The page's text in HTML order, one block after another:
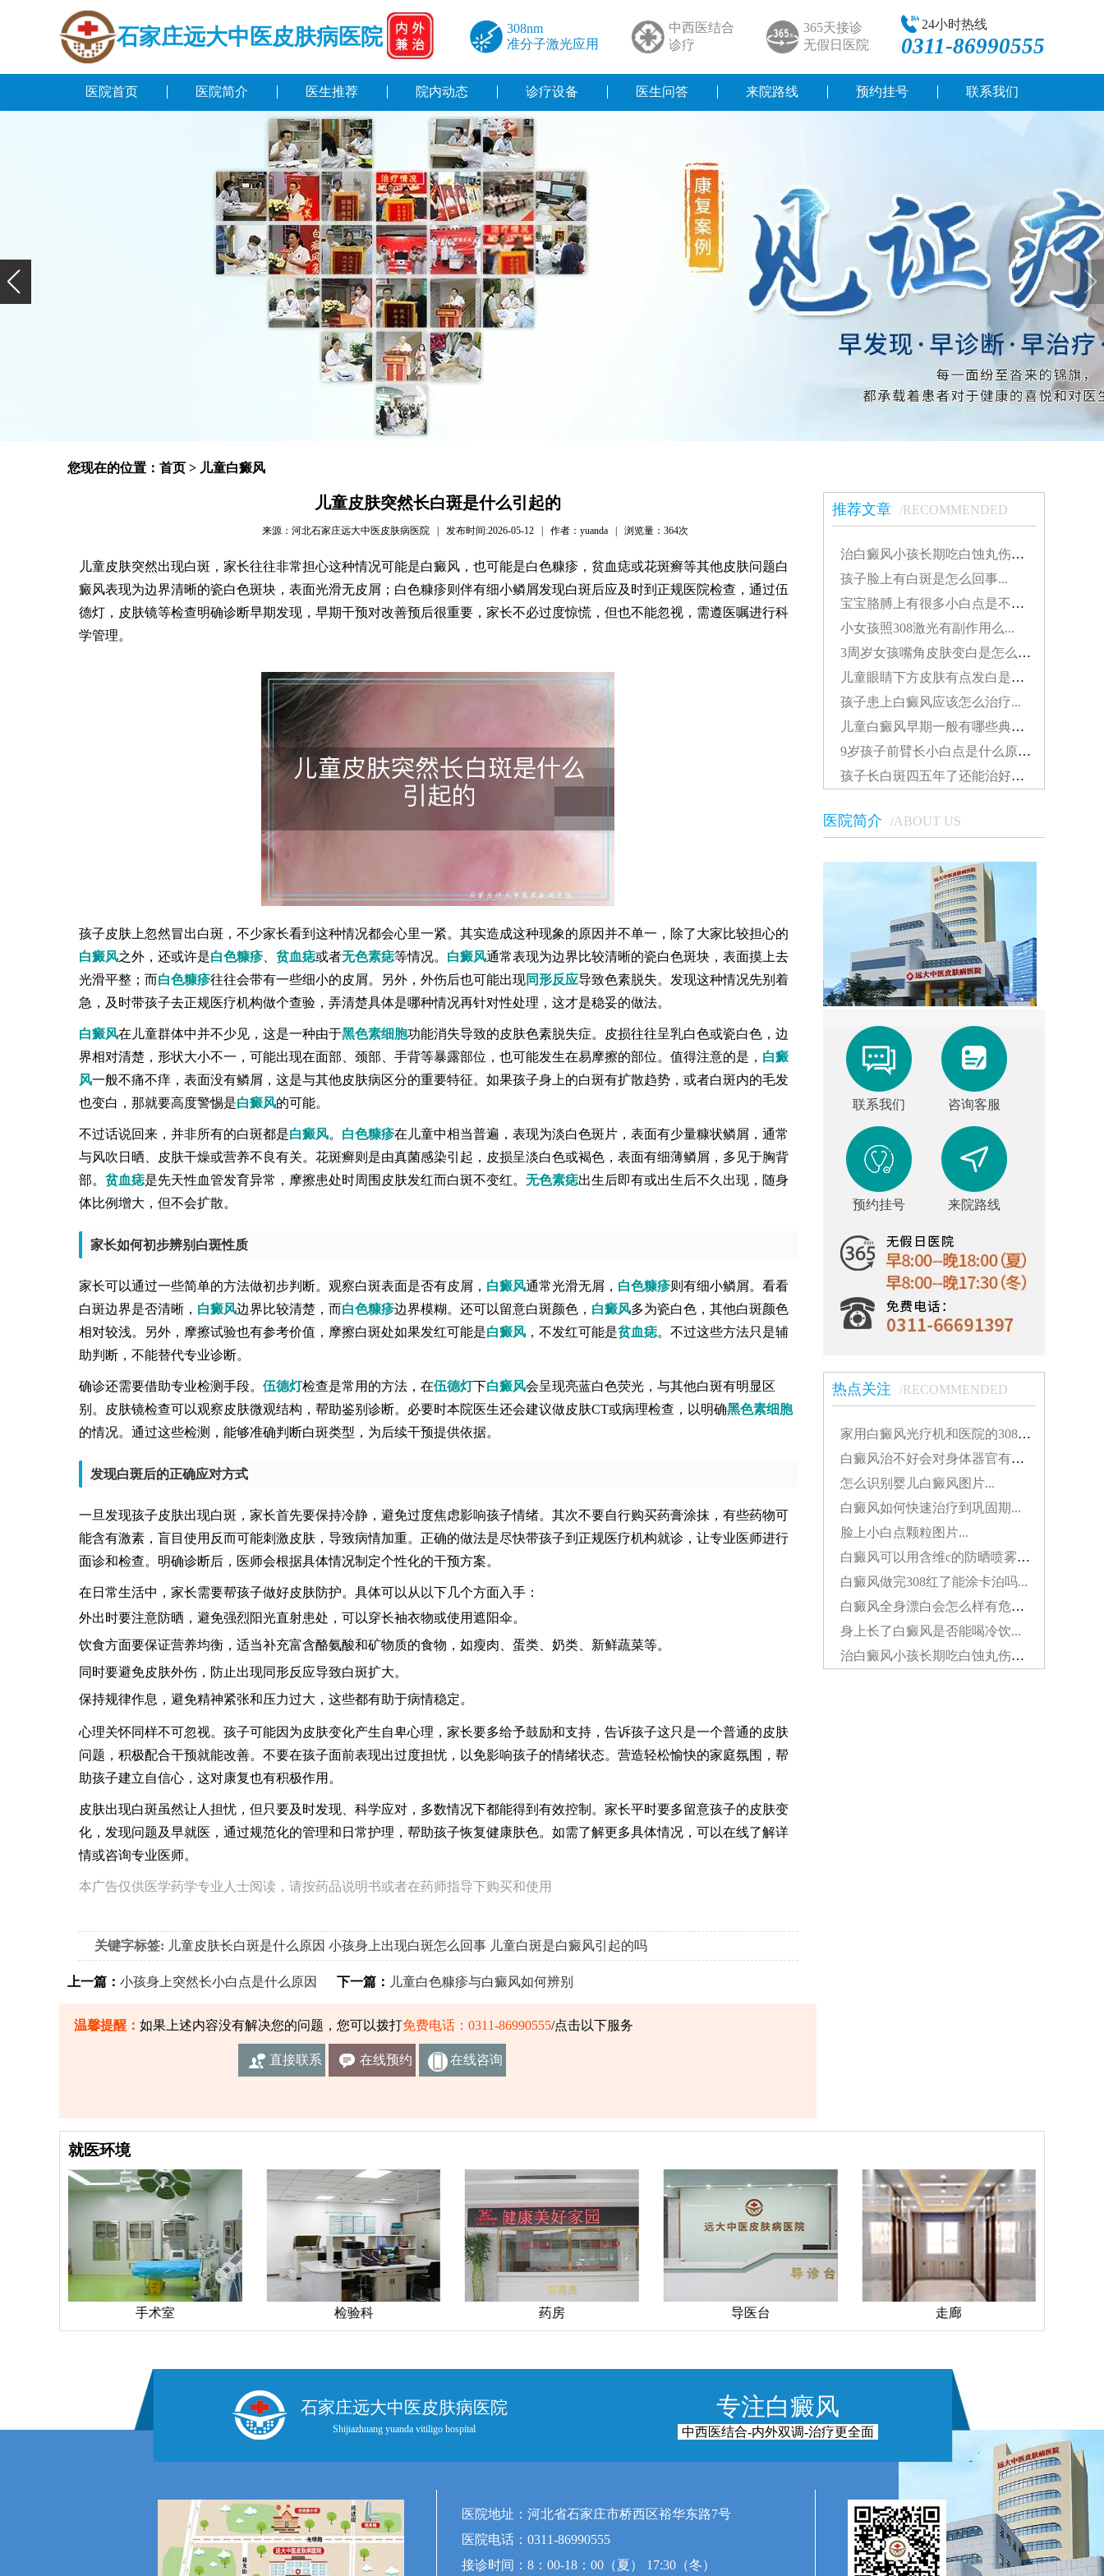
石家庄远大中医皮肤病医院
308nm
准分子激光应用
中西医结合
诊疗
365天接诊
无假日医院
24小时热线
0311-86990555
医院首页 医院简介 医生推荐 院内动态 诊疗设备 医生问答 来院路线 预约挂号 联系我们
您现在的位置： 首页 > 儿童白癜风
儿童皮肤突然长白斑是什么引起的
来源：河北石家庄远大中医皮肤病医院 | 发布时间:2026-05-12 | 作者：yuanda | 浏览量： 364次
儿童皮肤突然出现白斑，家长往往非常担心这种情况可能是白癜风，也可能是白色糠疹，贫血痣或花斑癣等其他皮肤问题白
癜风表现为边界清晰的瓷白色斑块，表面光滑无皮屑；白色糠疹则伴有细小鳞屑发现白斑后应及时到正规医院检查，通过伍
德灯，皮肤镜等检查明确诊断早期发现，早期干预对改善预后很重要，家长不必过度惊慌，但也不能忽视，需遵医嘱进行科
学管理。
孩子皮肤上忽然冒出白斑，不少家长看到这种情况都会心里一紧。其实造成这种现象的原因并不单一，除了大家比较担心的
白癜风之外，还或许是白色糠疹、 贫血痣或者无色素痣等情况。 白癜风通常表现为边界比较清晰的瓷白色斑块，表面摸上去
光滑平整；而白色糠疹往往会带有一些细小的皮屑。另外，外伤后也可能出现同形反应导致色素脱失。发现这种情况先别着
急，及时带孩子去正规医疗机构做个查验，弄清楚具体是哪种情况再针对性处理，这才是稳妥的做法。
白癜风在儿童群体中并不少见，这是一种由于黑色素细胞功能消失导致的皮肤色素脱失症。皮损往往呈乳白色或瓷白色，边
界相对清楚，形状大小不一，可能出现在面部、颈部、手背等暴露部位，也可能发生在易摩擦的部位。值得注意的是， 白癜
风一般不痛不痒，表面没有鳞屑，这是与其他皮肤病区分的重要特征。如果孩子身上的白斑有扩散趋势，或者白斑内的毛发
也变白，那就要高度警惕是白癜风的可能。
不过话说回来，并非所有的白斑都是白癜风。 白色糠疹在儿童中相当普遍，表现为淡白色斑片，表面有少量糠状鳞屑，通常
与风吹日晒、皮肤干燥或营养不良有关。花斑癣则是由真菌感染引起，皮损呈淡白色或褐色，表面有细薄鳞屑，多见于胸背
部。 贫血痣是先天性血管发育异常，摩擦患处时周围皮肤发红而白斑不变红。 无色素痣出生后即有或出生后不久出现，随身
体比例增大，但不会扩散。
家长如何初步辨别白斑性质
家长可以通过一些简单的方法做初步判断。观察白斑表面是否有皮屑， 白癜风通常光滑无屑， 白色糠疹则有细小鳞屑。看看
白斑边界是否清晰， 白癜风边界比较清楚，而白色糠疹边界模糊。还可以留意白斑颜色， 白癜风多为瓷白色，其他白斑颜色
相对较浅。另外，摩擦试验也有参考价值，摩擦白斑处如果发红可能是白癜风，不发红可能是贫血痣。不过这些方法只是辅
助判断，不能替代专业诊断。
确诊还需要借助专业检测手段。 伍德灯检查是常用的方法，在伍德灯下白癜风会呈现亮蓝白色荧光，与其他白斑有明显区
别。皮肤镜检查可以观察皮肤微观结构，帮助鉴别诊断。必要时本院医生还会建议做皮肤CT或病理检查，以明确黑色素细胞
的情况。通过这些检测，能够准确判断白斑类型，为后续干预提供依据。
发现白斑后的正确应对方式
一旦发现孩子皮肤出现白斑，家长首先要保持冷静，避免过度焦虑影响孩子情绪。其次不要自行购买药膏涂抹，有些药物可
能含有激素，盲目使用反而可能刺激皮肤，导致病情加重。正确的做法是尽快带孩子到正规医疗机构就诊，让专业医师进行
面诊和检查。明确诊断后，医师会根据具体情况制定个性化的干预方案。
在日常生活中，家长需要帮孩子做好皮肤防护。具体可以从以下几个方面入手：
外出时要注意防晒，避免强烈阳光直射患处，可以穿长袖衣物或使用遮阳伞。
饮食方面要保证营养均衡，适当补充富含酪氨酸和矿物质的食物，如瘦肉、蛋类、奶类、新鲜蔬菜等。
同时要避免皮肤外伤，防止出现同形反应导致白斑扩大。
保持规律作息，避免精神紧张和压力过大，这些都有助于病情稳定。
心理关怀同样不可忽视。孩子可能因为皮肤变化产生自卑心理，家长要多给予鼓励和支持，告诉孩子这只是一个普通的皮肤
问题，积极配合干预就能改善。不要在孩子面前表现出过度担忧，以免影响孩子的情绪状态。营造轻松愉快的家庭氛围，帮
助孩子建立自信心，这对康复也有积极作用。
皮肤出现白斑虽然让人担忧，但只要及时发现、科学应对，多数情况下都能得到有效控制。家长平时要多留意孩子的皮肤变
化，发现问题及早就医，通过规范化的管理和日常护理，帮助孩子恢复健康肤色。如需了解更多具体情况，可以在线了解详
情或咨询专业医师。
本广告仅供医学药学专业人士阅读，请按药品说明书或者在药师指导下购买和使用
关键字标签: 儿童皮肤长白斑是什么原因 小孩身上出现白斑怎么回事 儿童白斑是白癜风引起的吗
上一篇： 小孩身上突然长小白点是什么原因 下一篇： 儿童白色糠疹与白癜风如何辨别
温馨提醒：如果上述内容没有解决您的问题，您可以拨打免费电话：0311-86990555/点击以下服务
直接联系 在线预约 在线咨询
推荐文章 /RECOMMENDED
治白癜风小孩长期吃白蚀丸伤肝吗...
孩子脸上有白斑是怎么回事...
宝宝胳膊上有很多小白点是不是白癜风...
小女孩照308激光有副作用么...
3周岁女孩嘴角皮肤变白是怎么了...
儿童眼睛下方皮肤有点发白是得了白癜风吗...
孩子患上白癜风应该怎么治疗...
儿童白癜风早期一般有哪些典型特征...
9岁孩子前臂长小白点是什么原因...
孩子长白斑四五年了还能治好吗怎么治...
医院简介 /ABOUT US
联系我们 咨询客服
预约挂号 来院路线
热点关注 /RECOMMENDED
家用白癜风光疗机和医院的308有什么不同...
白癜风治不好会对身体器官有影响吗...
怎么识别婴儿白癜风图片...
白癜风如何快速治疗到巩固期...
脸上小白点颗粒图片...
白癜风可以用含维c的防晒喷雾吗...
白癜风做完308红了能涂卡泊吗...
白癜风全身漂白会怎么样有危害吗...
身上长了白癜风是否能喝冷饮...
治白癜风小孩长期吃白蚀丸伤肝吗...
就医环境
手术室 检验科 药房 导医台 走廊
石家庄远大中医皮肤病医院
Shijiazhuang yuanda vitiligo hospital
专注白癜风
中西医结合-内外双调-治疗更全面
医院地址：河北省石家庄市桥西区裕华东路7号
医院电话：0311-86990555
接诊时间：8：00-18：00（夏） 17:30（冬）